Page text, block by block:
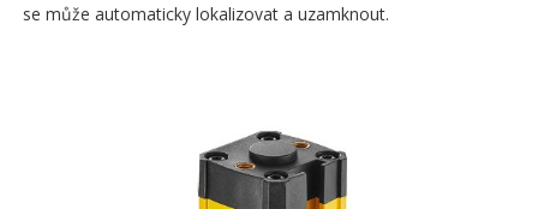
se může automaticky lokalizovat a uzamknout.